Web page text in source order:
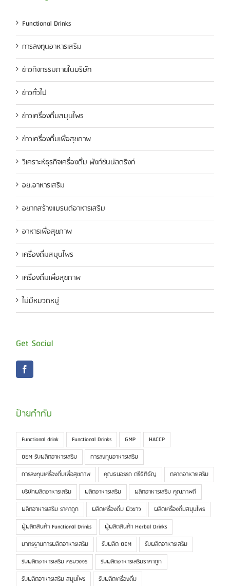
Functional Drinks
การลงทุนอาหารเสริม
ข่าวกิจกรรมภายในบริษัท
ข่าวทั่วไป
ข่าวเครื่องดื่มสมุนไพร
ข่าวเครื่องดื่มเพื่อสุขภาพ
วิเคราะห์ธุรกิจเครื่องดื่ม ฟังก์ชันนัลดริงก์
อย.อาหารเสริม
อยากสร้างแบรนด์อาหารเสริม
อาหารเพื่อสุขภาพ
เครื่องดื่มสมุนไพร
เครื่องดื่มเพื่อสุขภาพ
ไม่มีหมวดหมู่
Get Social
ป้ายกำกับ
Functional drink Functional Drinks GMP
HACCP
OEM รับผลิตอาหารเสริม
การลงทุนอาหารเสริม
การลงทุนเครื่องดื่มเพื่อสุขภาพ
คุณธนอรรถ ตรีธิติธัญ
ตลาดอาหารเสริม
บริษัทผลิตอาหารเสริม
ผลิตอาหารเสริม
ผลิตอาหารเสริม คุณภาพดี
ผลิตอาหารเสริม ราคาถูก
ผลิตเครื่องดื่ม ผิวขาว
ผลิตเครื่องดื่มสมุนไพร
ผู้ผลิตสินค้า Functional Drinks
ผู้ผลิตสินค้า Herbal Drinks
มาตรฐานการผลิตอาหารเสริม
รับผลิต OEM
รับผลิตอาหารเสริม
รับผลิตอาหารเสริม ครบวงจร
รับผลิตอาหารเสริมราคาถูก
รับผลิตอาหารเสริม สมุนไพร
รับผลิตเครื่องดื่ม